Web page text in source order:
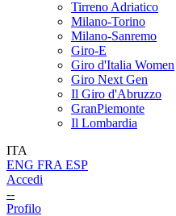
Tirreno Adriatico
Milano-Torino
Milano-Sanremo
Giro-E
Giro d'Italia Women
Giro Next Gen
Il Giro d'Abruzzo
GranPiemonte
Il Lombardia
ITA
ENG FRA ESP
Accedi
--
Profilo